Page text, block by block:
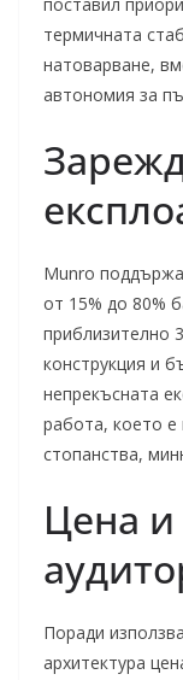
термичната
натоварване,
автономия за
Munro
от 15% до 80%
приблизително
конструкция и
непрекъсната
работа, което
стопанства,
Цена
Поради
архитектура